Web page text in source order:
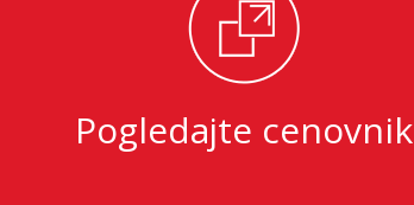
Pogledajte cenovnik